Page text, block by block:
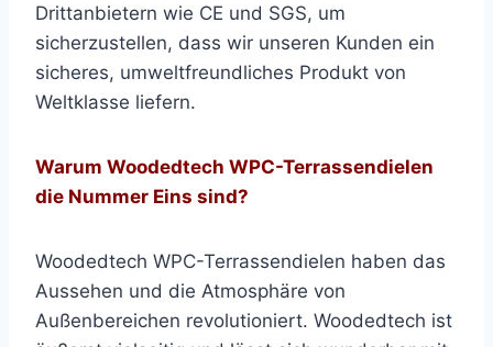
Drittanbietern wie CE und SGS, um
sicherzustellen, dass wir unseren Kunden ein
sicheres, umweltfreundliches Produkt von
Weltklasse liefern.
Warum Woodedtech WPC-Terrassendielen
die Nummer Eins sind?
Woodedtech WPC-Terrassendielen haben das
Aussehen und die Atmosphäre von
Außenbereichen revolutioniert. Woodedtech ist